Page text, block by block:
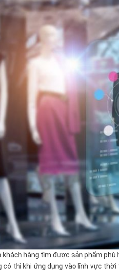
khách hàng tìm được sản phẩm phù
có thì khi ứng dụng vào lĩnh vực